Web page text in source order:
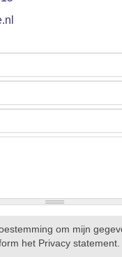
om mijn
het Privacy statement.